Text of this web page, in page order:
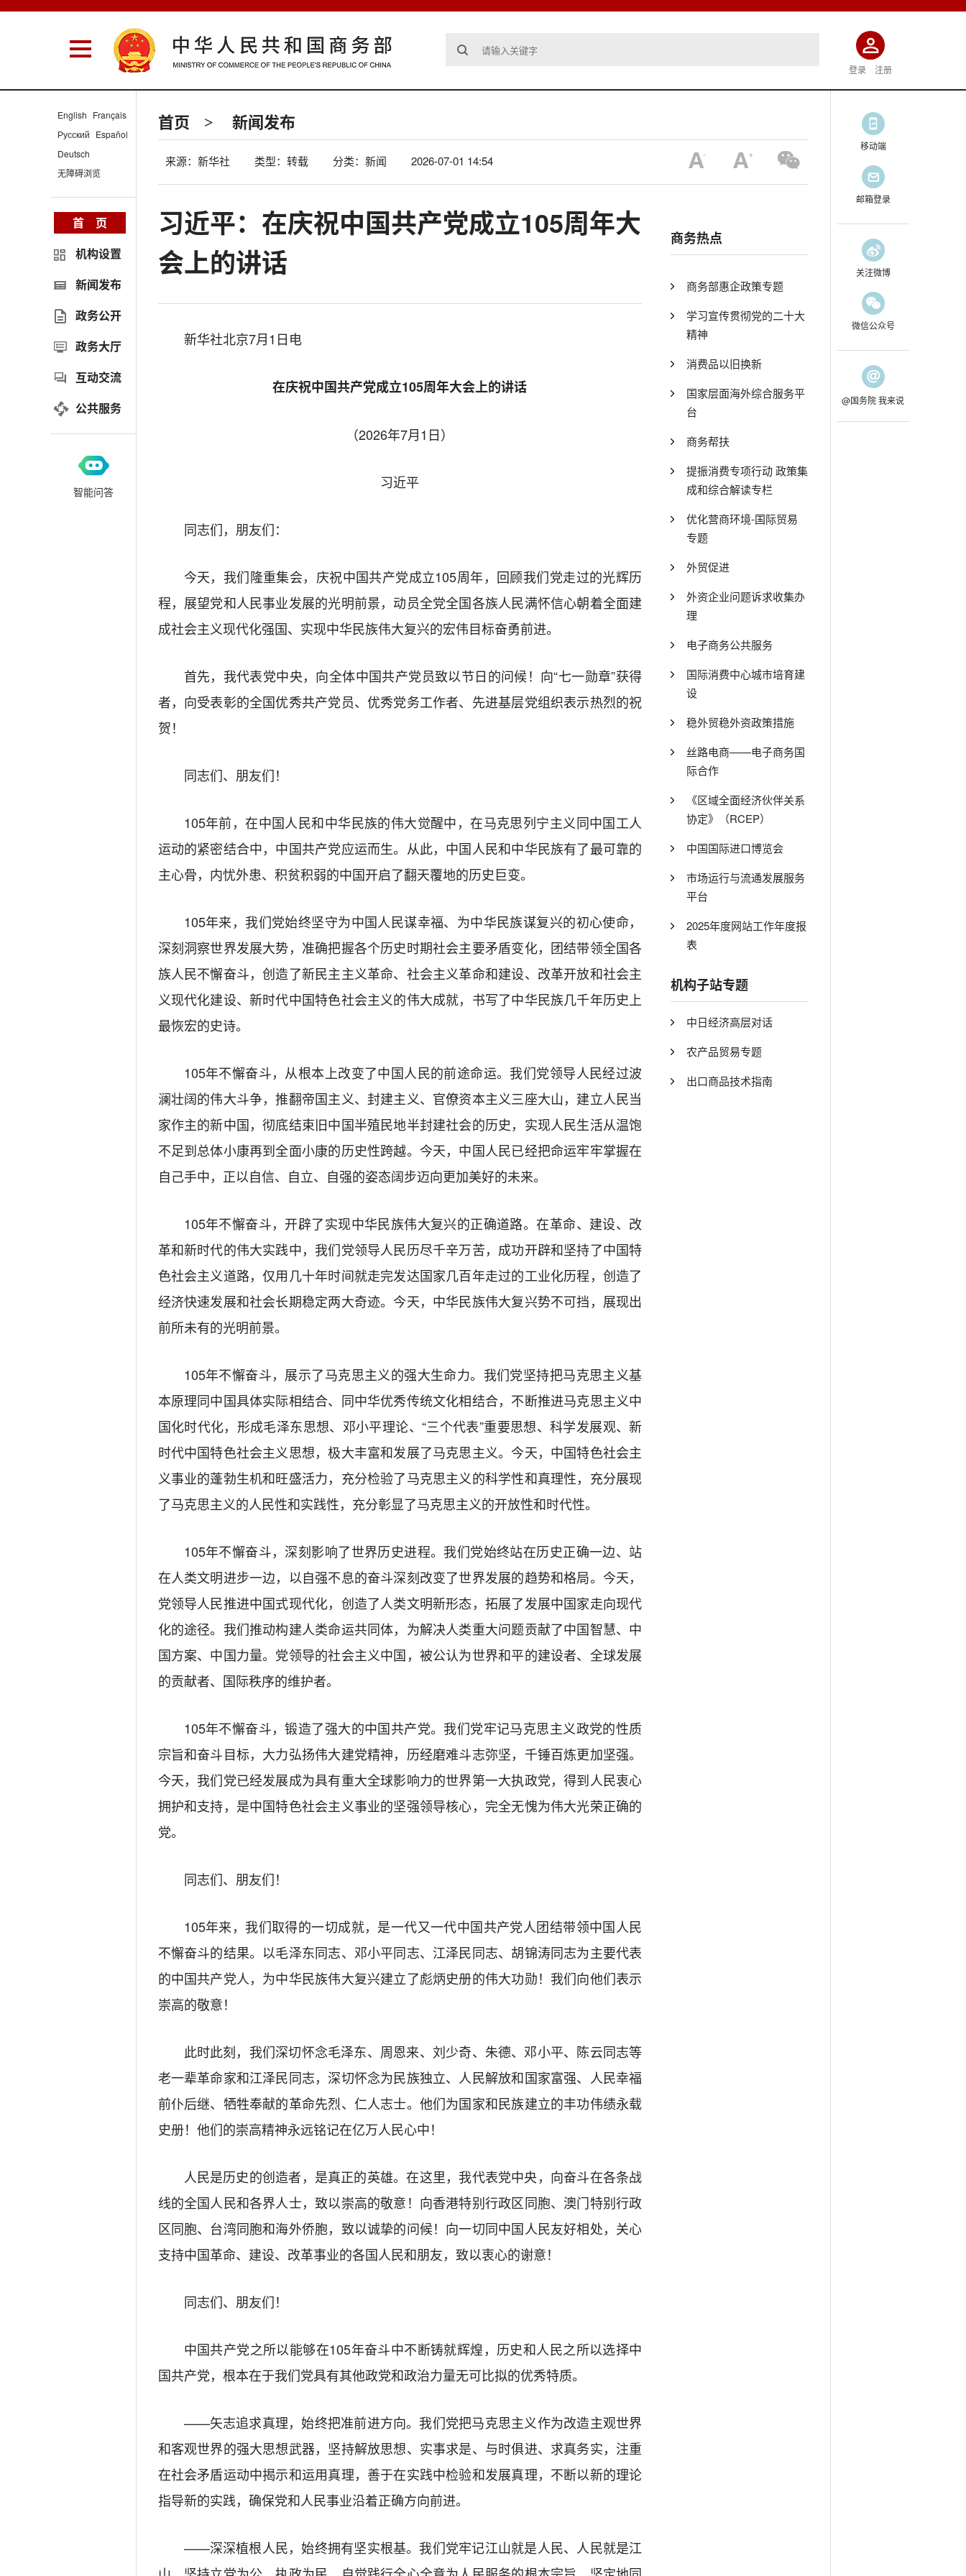
登录 注册
首页 > 新闻发布
来源：新华社 类型：转载 分类：新闻 2026-07-01 14:54
习近平：在庆祝中国共产党成立105周年大
会上的讲话
新华社北京7月1日电
在庆祝中国共产党成立105周年大会上的讲话
（2026年7月1日）
习近平
同志们，朋友们：
今天，我们隆重集会，庆祝中国共产党成立105周年，回顾我们党走过的光辉历
程，展望党和人民事业发展的光明前景，动员全党全国各族人民满怀信心朝着全面建
成社会主义现代化强国、实现中华民族伟大复兴的宏伟目标奋勇前进。
首先，我代表党中央，向全体中国共产党员致以节日的问候！向“七一勋章”获得
者，向受表彰的全国优秀共产党员、优秀党务工作者、先进基层党组织表示热烈的祝
贺！
同志们、朋友们！
105年前，在中国人民和中华民族的伟大觉醒中，在马克思列宁主义同中国工人
运动的紧密结合中，中国共产党应运而生。从此，中国人民和中华民族有了最可靠的
主心骨，内忧外患、积贫积弱的中国开启了翻天覆地的历史巨变。
105年来，我们党始终坚守为中国人民谋幸福、为中华民族谋复兴的初心使命，
深刻洞察世界发展大势，准确把握各个历史时期社会主要矛盾变化，团结带领全国各
族人民不懈奋斗，创造了新民主主义革命、社会主义革命和建设、改革开放和社会主
义现代化建设、新时代中国特色社会主义的伟大成就，书写了中华民族几千年历史上
最恢宏的史诗。
105年不懈奋斗，从根本上改变了中国人民的前途命运。我们党领导人民经过波
澜壮阔的伟大斗争，推翻帝国主义、封建主义、官僚资本主义三座大山，建立人民当
家作主的新中国，彻底结束旧中国半殖民地半封建社会的历史，实现人民生活从温饱
不足到总体小康再到全面小康的历史性跨越。今天，中国人民已经把命运牢牢掌握在
自己手中，正以自信、自立、自强的姿态阔步迈向更加美好的未来。
105年不懈奋斗，开辟了实现中华民族伟大复兴的正确道路。在革命、建设、改
革和新时代的伟大实践中，我们党领导人民历尽千辛万苦，成功开辟和坚持了中国特
色社会主义道路，仅用几十年时间就走完发达国家几百年走过的工业化历程，创造了
经济快速发展和社会长期稳定两大奇迹。今天，中华民族伟大复兴势不可挡，展现出
前所未有的光明前景。
105年不懈奋斗，展示了马克思主义的强大生命力。我们党坚持把马克思主义基
本原理同中国具体实际相结合、同中华优秀传统文化相结合，不断推进马克思主义中
国化时代化，形成毛泽东思想、邓小平理论、“三个代表”重要思想、科学发展观、新
时代中国特色社会主义思想，极大丰富和发展了马克思主义。今天，中国特色社会主
义事业的蓬勃生机和旺盛活力，充分检验了马克思主义的科学性和真理性，充分展现
了马克思主义的人民性和实践性，充分彰显了马克思主义的开放性和时代性。
105年不懈奋斗，深刻影响了世界历史进程。我们党始终站在历史正确一边、站
在人类文明进步一边，以自强不息的奋斗深刻改变了世界发展的趋势和格局。今天，
党领导人民推进中国式现代化，创造了人类文明新形态，拓展了发展中国家走向现代
化的途径。我们推动构建人类命运共同体，为解决人类重大问题贡献了中国智慧、中
国方案、中国力量。党领导的社会主义中国，被公认为世界和平的建设者、全球发展
的贡献者、国际秩序的维护者。
105年不懈奋斗，锻造了强大的中国共产党。我们党牢记马克思主义政党的性质
宗旨和奋斗目标，大力弘扬伟大建党精神，历经磨难斗志弥坚，千锤百炼更加坚强。
今天，我们党已经发展成为具有重大全球影响力的世界第一大执政党，得到人民衷心
拥护和支持，是中国特色社会主义事业的坚强领导核心，完全无愧为伟大光荣正确的
党。
同志们、朋友们！
105年来，我们取得的一切成就，是一代又一代中国共产党人团结带领中国人民
不懈奋斗的结果。以毛泽东同志、邓小平同志、江泽民同志、胡锦涛同志为主要代表
的中国共产党人，为中华民族伟大复兴建立了彪炳史册的伟大功勋！我们向他们表示
崇高的敬意！
此时此刻，我们深切怀念毛泽东、周恩来、刘少奇、朱德、邓小平、陈云同志等
老一辈革命家和江泽民同志，深切怀念为民族独立、人民解放和国家富强、人民幸福
前仆后继、牺牲奉献的革命先烈、仁人志士。他们为国家和民族建立的丰功伟绩永载
史册！他们的崇高精神永远铭记在亿万人民心中！
人民是历史的创造者，是真正的英雄。在这里，我代表党中央，向奋斗在各条战
线的全国人民和各界人士，致以崇高的敬意！向香港特别行政区同胞、澳门特别行政
区同胞、台湾同胞和海外侨胞，致以诚挚的问候！向一切同中国人民友好相处，关心
支持中国革命、建设、改革事业的各国人民和朋友，致以衷心的谢意！
同志们、朋友们！
中国共产党之所以能够在105年奋斗中不断铸就辉煌，历史和人民之所以选择中
国共产党，根本在于我们党具有其他政党和政治力量无可比拟的优秀特质。
——矢志追求真理，始终把准前进方向。我们党把马克思主义作为改造主观世界
和客观世界的强大思想武器，坚持解放思想、实事求是、与时俱进、求真务实，注重
在社会矛盾运动中揭示和运用真理，善于在实践中检验和发展真理，不断以新的理论
指导新的实践，确保党和人民事业沿着正确方向前进。
——深深植根人民，始终拥有坚实根基。我们党牢记江山就是人民、人民就是江
商务热点
商务部惠企政策专题
学习宣传贯彻党的二十大
精神
消费品以旧换新
国家层面海外综合服务平
台
商务帮扶
提振消费专项行动 政策集
成和综合解读专栏
优化营商环境-国际贸易
专题
外贸促进
外资企业问题诉求收集办
理
电子商务公共服务
国际消费中心城市培育建
设
稳外贸稳外资政策措施
丝路电商——电子商务国
际合作
《区域全面经济伙伴关系
协定》（RCEP）
中国国际进口博览会
市场运行与流通发展服务
平台
2025年度网站工作年度报
表
机构子站专题
中日经济高层对话
农产品贸易专题
出口商品技术指南
English Français
Русский Español
Deutsch
无障碍浏览
首 页
机构设置
新闻发布
政务公开
政务大厅
互动交流
公共服务
智能问答
移动端
邮箱登录
关注微博
微信公众号
@国务院 我来说